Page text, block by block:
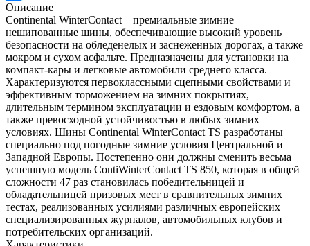
Описание
Continental WinterContact – премиальные зимние
нешипованные шины, обеспечивающие высокий уровень
безопасности на обледенелых и заснеженных дорогах, а также
мокром и сухом асфальте. Предназначены для установки на
компакт-кары и легковые автомобили среднего класса.
Характеризуются первоклассными сцепными свойствами и
эффективным торможением на зимних покрытиях,
длительным термином эксплуатации и ездовым комфортом, а
также превосходной устойчивостью в любых зимних
условиях. Шины Continental WinterContact TS разработаны
специально под погодные зимние условия Центральной и
Западной Европы. Постепенно они должны сменить весьма
успешную модель ContiWinterContact TS 850, которая в общей
сложности 47 раз становилась победительницей и
обладательницей призовых мест в сравнительных зимних
тестах, реализованных усилиями различных европейских
специализированных журналов, автомобильных клубов и
потребительских организаций.